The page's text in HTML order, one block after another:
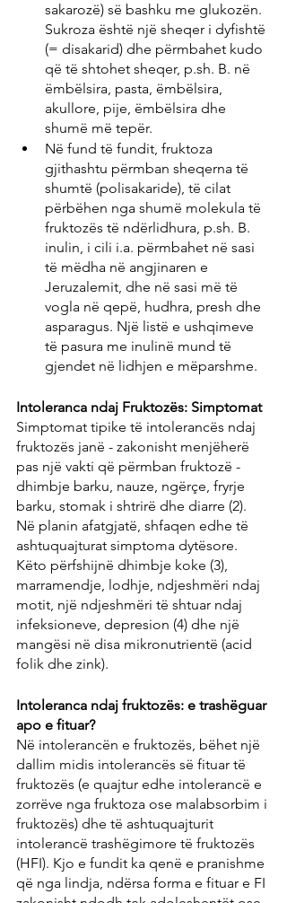
sakarozë) së bashku me glukozën.
Sukroza është një sheqer i dyfishtë
(= disakarid) dhe përmbahet kudo
që të shtohet sheqer, p.sh. B. në
ëmbëlsira, pasta, ëmbëlsira,
akullore, pije, ëmbëlsira dhe
shumë më tepër.
Në fund të fundit, fruktoza
gjithashtu përmban sheqerna të
shumtë (polisakaride), të cilat
përbëhen nga shumë molekula të
fruktozës të ndërlidhura, p.sh. B.
inulin, i cili i.a. përmbahet në sasi
të mëdha në angjinaren e
Jeruzalemit, dhe në sasi më të
vogla në qepë, hudhra, presh dhe
asparagus. Një listë e ushqimeve
të pasura me inulinë mund të
gjendet në lidhjen e mëparshme.
Intoleranca ndaj Fruktozës: Simptomat
Simptomat tipike të intolerancës ndaj
fruktozës janë - zakonisht menjëherë
pas një vakti që përmban fruktozë -
dhimbje barku, nauze, ngërçe, fryrje
barku, stomak i shtrirë dhe diarre (2).
Në planin afatgjatë, shfaqen edhe të
ashtuquajturat simptoma dytësore.
Këto përfshijnë dhimbje koke (3),
marramendje, lodhje, ndjeshmëri ndaj
motit, një ndjeshmëri të shtuar ndaj
infeksioneve, depresion (4) dhe një
mangësi në disa mikronutrientë (acid
folik dhe zink).
Intoleranca ndaj fruktozës: e trashëguar
apo e fituar?
Në intolerancën e fruktozës, bëhet një
dallim midis intolerancës së fituar të
fruktozës (e quajtur edhe intolerancë e
zorrëve nga fruktoza ose malabsorbim i
fruktozës) dhe të ashtuquajturit
intolerancë trashëgimore të fruktozës
(HFI). Kjo e fundit ka qenë e pranishme
që nga lindja, ndërsa forma e fituar e FI